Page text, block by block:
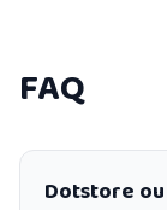
FAQ
Dotstore